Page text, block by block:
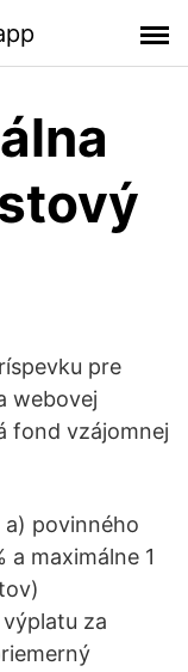
pre
webovej
fond vzájomnej
povinného
a maximálne 1
za